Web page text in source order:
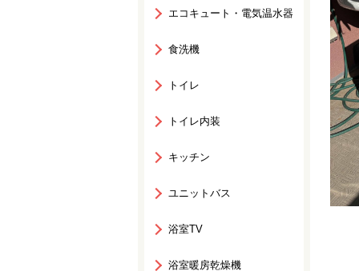
エコキュート・電気温水器
食洗機
トイレ
トイレ内装
キッチン
ユニットバス
浴室TV
浴室暖房乾燥機